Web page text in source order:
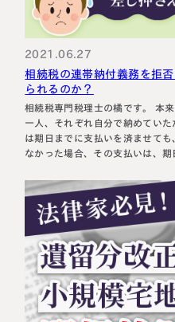
相続を学ぶ
相続に備えたい方へ
生前対策相談について
相続税試算について
料金表
よくある質問
お客様の声
私たちについて
2021.06.27
相続税の連帯納付義務を拒
られるのか？
相続税専門税理士の橘です。 本来、相続税の支払いは相続人が一人
一人、それぞれ自分で納めていただきます。 しか
は期日までに支払いを済ませて
なかった場合、その支払いは、
ネットで検索すると、連帯納付
ログは…